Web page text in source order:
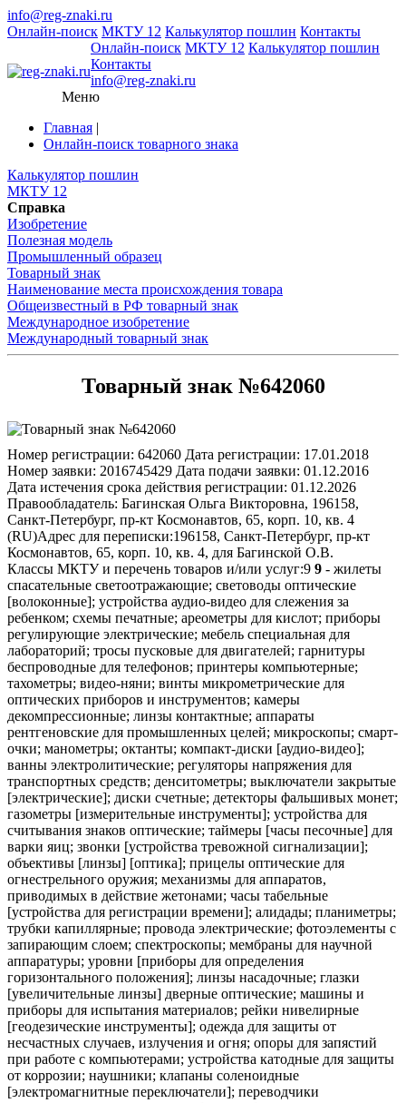
info@reg-znaki.ru
Онлайн-поиск МКТУ 12 Калькулятор пошлин Контакты
Онлайн-поиск МКТУ 12 Калькулятор пошлин
Контакты
info@reg-znaki.ru
Меню
Главная |
Онлайн-поиск товарного знака
Калькулятор пошлин
МКТУ 12
Справка
Изобретение
Полезная модель
Промышленный образец
Товарный знак
Наименование места происхождения товара
Общеизвестный в РФ товарный знак
Международное изобретение
Международный товарный знак
Товарный знак №642060
Номер регистрации: 642060 Дата регистрации: 17.01.2018
Номер заявки: 2016745429 Дата подачи заявки: 01.12.2016
Дата истечения срока действия регистрации: 01.12.2026
Правообладатель: Багинская Ольга Викторовна, 196158,
Санкт-Петербург, пр-кт Космонавтов, 65, корп. 10, кв. 4
(RU)Адрес для переписки:196158, Санкт-Петербург, пр-кт
Космонавтов, 65, корп. 10, кв. 4, для Багинской О.В.
Классы МКТУ и перечень товаров и/или услуг:9 9 - жилеты спасательные светоотражающие; световоды оптические [волоконные]; устройства аудио-видео для слежения за ребенком; схемы печатные; ареометры для кислот; приборы регулирующие электрические; мебель специальная для лабораторий; тросы пусковые для двигателей; гарнитуры беспроводные для телефонов; принтеры компьютерные; тахометры; видео-няни; винты микрометрические для оптических приборов и инструментов; камеры декомпрессионные; линзы контактные; аппараты рентгеновские для промышленных целей; микроскопы; смарт-очки; манометры; октанты; компакт-диски [аудио-видео]; ванны электролитические; регуляторы напряжения для транспортных средств; денситометры; выключатели закрытые [электрические]; диски счетные; детекторы фальшивых монет; газометры [измерительные инструменты]; устройства для считывания знаков оптические; таймеры [часы песочные] для варки яиц; звонки [устройства тревожной сигнализации]; объективы [линзы] [оптика]; прицелы оптические для огнестрельного оружия; механизмы для аппаратов, приводимых в действие жетонами; часы табельные [устройства для регистрации времени]; алидады; планиметры; трубки капиллярные; провода электрические; фотоэлементы с запирающим слоем; спектроскопы; мембраны для научной аппаратуры; уровни [приборы для определения горизонтального положения]; линзы насадочные; глазки [увеличительные линзы] дверные оптические; машины и приборы для испытания материалов; рейки нивелирные [геодезические инструменты]; одежда для защиты от несчастных случаев, излучения и огня; опоры для запястий при работе с компьютерами; устройства катодные для защиты от коррозии; наушники; клапаны соленоидные [электромагнитные переключатели]; переводчики электронные карманные; калибры резьбовые; овоскопы; ремни безопасности, иные чем для сидений транспортных средств и спортивного оборудования; суда пожарные; грузы для зондов; вискозиметры; резервуары промывочные [фотография]; приборы метеорологические; решетки для пластин электрических аккумуляторов; приборы для регистрации времени; указатели; файлы музыкальные загружаемые; аппараты дифракционные [микроскопия]; фильтры для ультрафиолетовых лучей, используемые в фотографии; вакуумметры; устройства суммирующие; стойки для фотоаппаратов; искрогасители; регуляторы числа оборотов для проигрывателей; видеоэкраны; диапозитивы [фотография]; включатели электроцепи; фотолаборатории; ареометры для определения плотности соляных растворов; видоискатели для фотоаппаратов; буи указательные; зуммеры; выпрямители тока; сирены; калибры; механизмы спусковые затворов [фотография]; проволока медная изолированная; назубники; устройства сигнальные аварийные; устройства для выписывания счетов; грузы для отвесов; устройства и приспособления для монтажа кинофильмов [кинопленки]; кристаллы галеновые [детекторы]; трубки пито; джойстики для компьютеров, за исключением предназначенных для видеоигр; DVD-плееры; барометры; пленки для звукозаписи; рамки для диапозитивов; устройства звуковые сигнальные; картриджи пустые для принтеров и фотокопировальных аппаратов; трансформаторы повышающие; фильтры для респираторов; гири; детекторы дыма; контакты электрические; уровни спиртовые; сахариметры; лактометры; брандспойты; якоря [электричество]; устройства зарядные для электрических аккумуляторов; очки [оптика]; отражатели [оптика]; вехи [геодезические инструменты]; амперметры; сушилки [фотография]; жилеты пуленепробиваемые; диктофоны; браслеты электронные [измерительные инструменты]; безмены [весы]; катоды; спектрографы; плоты спасательные; круги логарифмические; громкоговорители; батареи солнечные; апертометры [оптические]; предохранители электрические; приборы навигационные для транспортных средств [бортовые компьютеры]; карточки идентификационные магнитные; объективы для астрофотографии; макролинзы; видеокамеры для слежения за ребенком; программы игровые для компьютеров; тотализаторы; батареи солнечные для производства электроэнергии; инструменты с оптическими окулярами; конусы для указания направления ветра; антикатоды; уровни ртутные; аэрометры; кнопки для звонков; файлы звуковые, загружаемые для звонков мобильных телефонов; бленды объективов светозащитные; коврики для "мыши"; транспортиры [измерительные инструменты]; планшеты [геодезические инструменты]; карандаши электронные [элементы дисплеев]; каски для верховой езды; батареи гальванических элементов; сердечники катушек индуктивности [электричество]; пробирки; термостаты; мембраны [акустика]; тампоны ушные, используемые при подводном плавании; козырьки светозащитные; шары-зонды метеорологические; перчатки для защиты от несчастных случаев; радиоприемники для транспортных средств; аппараты электрические для дистанционного зажигания; микрометры; инкубаторы для бактериальных культур; детали оптические; аппараты светокопировальные; приборы для измерения толщины шкур; днк-чипы; сонары; рупоры; реле времени автоматические; зажимы носовые для пловцов и ныряльщиков; центрифуги лабораторные; компакт-диски [неперезаписываемые]; звонки сигнальные; прутки для определения местонахождения подземных источников воды; батареи анодные; браслеты идентификационные магнитные; видеокамеры; весы платформенные; адаптеры электрические; приспособления для держания реторт; аппараты дистилляционные для научных целей; фонари сигнальные; дальномеры; счетчики пройденного расстояния для транспортных средств; конусы дорожные сигнальные; батареи электрические; указатели уровня воды; гидрометры; линейки логарифмические круговые; индикаторы давления; кинопленки экспонированные; аппараты перегонные лабораторные; зонды глубоководные; прерыватели дистанционные; устройства для автоматического управления транспортными средствами; жилеты спасательные; сигнализация световая или механическая; бинокли; штативы для фотоаппаратов; посуда стеклянная градуированная; каски защитные; имитаторы для управления или проверки транспортных средств; костюмы для подводного погружения; телевизоры; устройства сигнальные противотуманные, за исключением взрывчатых; счетчики; аппараты для контроля оплаты почтовыми марками; средства индивидуальной защиты от несчастных случаев; комбинезоны специальные защитные для летчиков; перчатки для защиты от рентгеновского излучения для промышленных целей; аппараты кассовые; коробки ответвительные [электричество]; футляры для смартфонов; компьютеры портативные; пенсне; автоматы для продажи билетов; приборы и инструменты химические; перчатки для водолазов; ускорители частиц; анемометры; банки аккумуляторов; аккумуляторы электрические для транспортных средств; оборудование для взвешивания; триоды; калькуляторы; устройства охранной сигнализации; фотозатворы; экраны проекционные; устройства зарядные для электронных сигарет; сумки для переносных компьютеров; пленки экспонированные; измерители давления; преобразователи электрические; пейджеры; аппаратура для анализов, за исключением медицинской; стереоскопы; аппараты для ферментации [приборы лабораторные]; плееры кассетные; аппараты стереоскопические; фонари с оптической системой; механизмы для автоматов с предварительной оплатой; детекторы; проводники электрические; корпуса аккумуляторов электрических; кабели коаксиальные; телетайпы; капсулы спасательные для стихийных бедствий; очки спортивные; мониторы [программы для компьютеров]; звонки аварийные электрические; приборы для обучения; дисководы для компьютеров; лампы термоэлектронные; приборы и инструменты астрономические; диски звукозаписи; линзы оптические; диски магнитные; фотоглянцеватели; буссоли; устройства размагничивающие для магнитной ленты; носки с электрообогревом; спиртомеры; экспонометры [измерители освещенности]; флэш-накопители USB; магниты декоративные; пленки рентгеновские экспонированные; вилки штепсельные [электрические соединения]; пластины аккумуляторные; фильмы мультипликационные; носители звукозаписи; полупроводники; корпуса громкоговорителей; буи сигнальные; батареи для систем зажигания; фотометры; теодолиты; мегафоны; вариометры; приборы для измерения скорости [фотография]; измерители; спутники для научных исследований; оправы для очков; маски для подводного погружения; приборы для контроля скорости транспортных средств; весы; вывески светящиеся; шагомеры; калибры раздвижные; лактоденсиметры; компьютеры планшетные; приспособления для сушки, используемые в фотографии; приборы измерительные электрические; одежда для защиты от огня; денсиметры; одежда специальная лабораторная; вывески механические; носители информации магнитные; ленты для чистки считывающих головок; пленка защитная для компьютерных экранов; линзы-конденсоры; сонометры; розетки штепсельные [электрические соединения]; верньеры; очки солнцезащитные; каппы спортивные; машины для подсчета и сортировки денег; диоды светоизлучающие [СИД]; фотоосветители импульсные; аккумуляторы электрические; устройства дозирующие; фоторамки цифровые; рентгенограммы, за исключением используемых для медицинских целей; механизмы предварительной оплаты для телевизоров; стекло оптическое; перчатки из асбестовых тканей для защиты от несчастных случаев; радио-видео няня; рефракторы; фотоаппараты; шнурки для очков; расходомеры; устройства для резки пленки; трубки телефонные; буи спасательные; приборы для диагностики, за исключением предназначенных для медицинских целей; средства обучения аудиовизуальные; циклотроны; устройства для защиты от рентгеновского излучения, за исключением используемых в медицине; метры портновские; хронографы [устройства для записи времени]; экраны рентгеновских аппаратов для промышленных целей; футляры специальные для фотоаппаратов и фотопринадлежностей; диафрагмы [фотография]; перископы; аппараты рентгеновские, за исключением используемых для медицинских целей; пульты распределительные [электричество]; брезент для спасательных работ; респираторы, за исключением используемых для искусственного дыхания; каркасы электрических катушек; приборы измерительные; гелиографы; сети спасательные; приборы точные измерительные; сетки для защиты от несчастных случаев; звонки дверные электрические; оболочк